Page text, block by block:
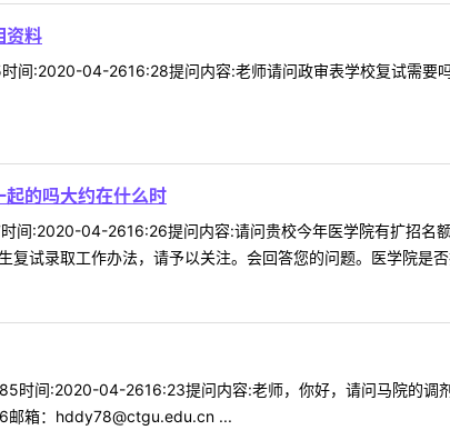
资料
间:2020-04-2616:28提问内容:老师请问政审表学校复试需要
的吗大约在什么时
间:2020-04-2616:26提问内容:请问贵校今年医学院有扩招名
试录取工作办法，请予以关注。会回答您的问题。医学院是
时间:2020-04-2616:23提问内容:老师，你好，请问马院的调
邮箱：hddy78@ctgu.edu.cn ...